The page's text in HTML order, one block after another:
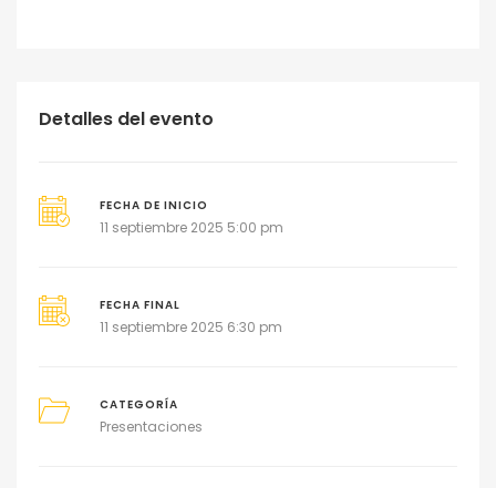
Detalles del evento
FECHA DE INICIO
11 septiembre 2025 5:00 pm
FECHA FINAL
11 septiembre 2025 6:30 pm
CATEGORÍA
Presentaciones